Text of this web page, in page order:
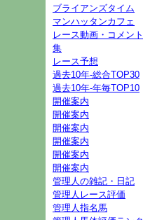
ブライアンズタイム
マンハッタンカフェ
レース動画・コメント
集
レース予想
過去10年-総合TOP30
過去10年-年毎TOP10
開催案内
開催案内
開催案内
開催案内
開催案内
開催案内
管理人の雑記・日記
管理人レース評価
管理人指名馬